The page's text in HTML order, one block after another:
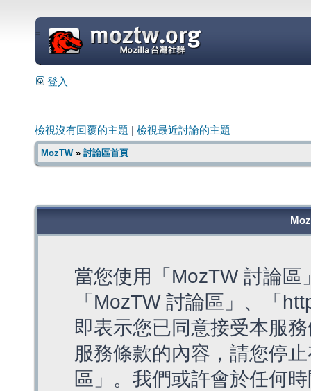
=
登入
檢視沒有回覆的主題 檢視最近討論的主題
MozTW» 討論區首頁
當您使用「MozTW 討論
「MozTW 討論區」、「
即表示您已同意接受本服
服務條款的內容，請您停
區」。我們或許會於任何